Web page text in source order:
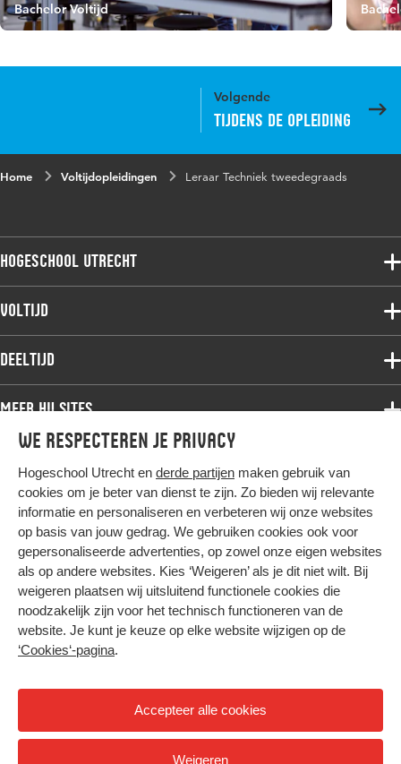
We respecteren je privacy
Hogeschool Utrecht en derde partijen maken gebruik van
cookies om je beter van dienst te zijn. Zo bieden wij relevante
informatie en personaliseren en verbeteren wij onze websites
op basis van jouw gedrag. We gebruiken cookies ook voor
gepersonaliseerde advertenties, op zowel onze eigen websites
als op andere websites. Kies ‘Weigeren’ als je dit niet wilt. Bij
weigeren plaatsen wij uitsluitend functionele cookies die
noodzakelijk zijn voor het technisch functioneren van de
website. Je kunt je keuze op elke website wijzigen op de
‘Cookies‘-pagina.
Accepteer alle cookies
Weigeren
Bachelor Voltijd
Volgende
Tijdens de opleiding
Home Voltijdopleidingen Leraar Techniek tweedegraads
Hogeschool Utrecht
Voltijdopleidingen
Deeltijdopleidingen
Onderzoek
Werken bij de HU
Contact
Voltijd
Associate degree
Bachelor
Master
Studiekeuze voltijd
Deeltijd
Associate degree
Bachelor
Master
Post-master
Studiekeuze deeltijd
Meer HU sites
HU International
HU Bibliotheek
HU Ontwikkelt
Duurzame HU
Intranet
Trajectum
Hier komt alles samen
Colofon
Privacy
Cookies
Nieuwsbrief
Hoog contrast